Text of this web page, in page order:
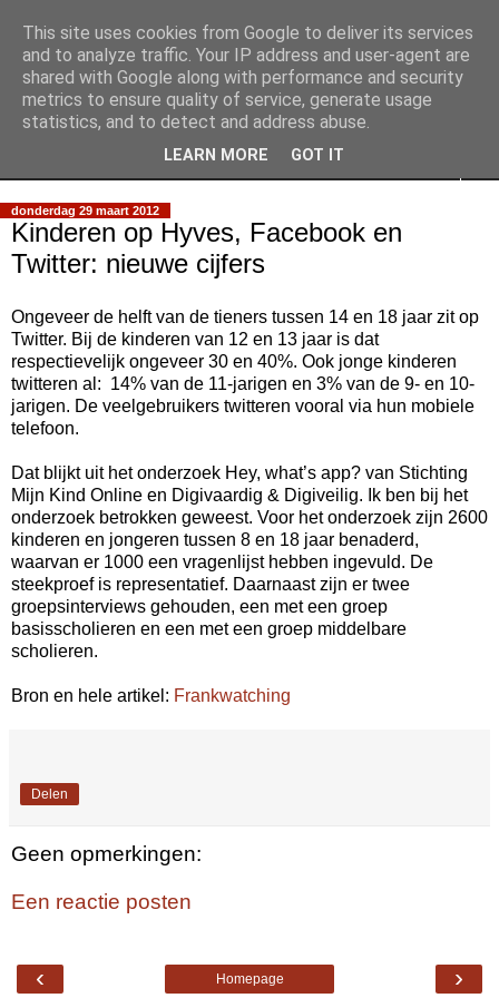
Slimpie Blog
Weblog van Walter Slimmens
donderdag 29 maart 2012
Kinderen op Hyves, Facebook en
Twitter: nieuwe cijfers
Ongeveer de helft van de tieners tussen 14 en 18 jaar zit op
Twitter. Bij de kinderen van 12 en 13 jaar is dat
respectievelijk ongeveer 30 en 40%. Ook jonge kinderen
twitteren al: 14% van de 11-jarigen en 3% van de 9- en 10-
jarigen. De veelgebruikers twitteren vooral via hun mobiele
telefoon.
Dat blijkt uit het onderzoek Hey, what’s app? van Stichting
Mijn Kind Online en Digivaardig & Digiveilig. Ik ben bij het
onderzoek betrokken geweest. Voor het onderzoek zijn 2600
kinderen en jongeren tussen 8 en 18 jaar benaderd,
waarvan er 1000 een vragenlijst hebben ingevuld. De
steekproef is representatief. Daarnaast zijn er twee
groepsinterviews gehouden, een met een groep
basisscholieren en een met een groep middelbare
scholieren.
Bron en hele artikel: Frankwatching
Delen
Geen opmerkingen:
Een reactie posten
‹ ›
Homepage
This site uses cookies from Google to deliver its services
and to analyze traffic. Your IP address and user-agent are
shared with Google along with performance and security
metrics to ensure quality of service, generate usage
statistics, and to detect and address abuse.
LEARN MORE GOT IT